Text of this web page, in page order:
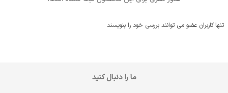
تنها کاربران عضو می توانند بررسی خود را بنویسند
ما را دنبال کنید